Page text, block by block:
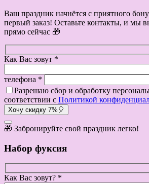
Ваш праздник начнётся с приятного
первый заказ! Оставьте контакты, и мы
прямо сейчас 🎁
Как Вас зовут *
телефона *
Разрешаю сбор и обработку
соответствии с Политикой
Хочу скидку 7%🎈
🎁 Забронируйте свой праздник легко!
Набор фуксия
Как Вас зовут? *